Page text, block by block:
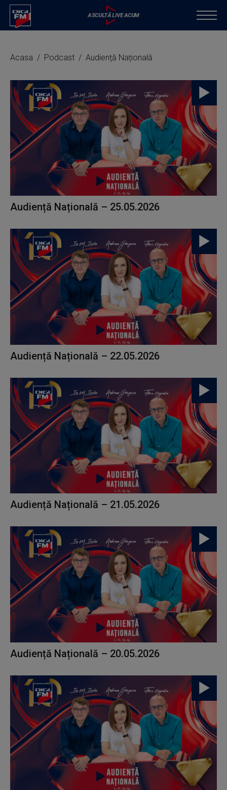
Acasa Podcast Audiență Națională
Audiență Națională – 25.05.2026
Audiență Națională – 22.05.2026
Audiență Națională – 21.05.2026
Audiență Națională – 20.05.2026